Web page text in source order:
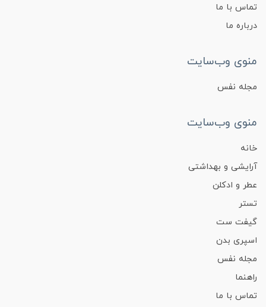
تماس با ما
درباره ما
منوی وب‌سایت
مجله نفس
منوی وب‌سایت
خانه
آرایشی و بهداشتی
عطر و ادکلن
تستر
گیفت ست
اسپری بدن
مجله نفس
راهنما
تماس با ما